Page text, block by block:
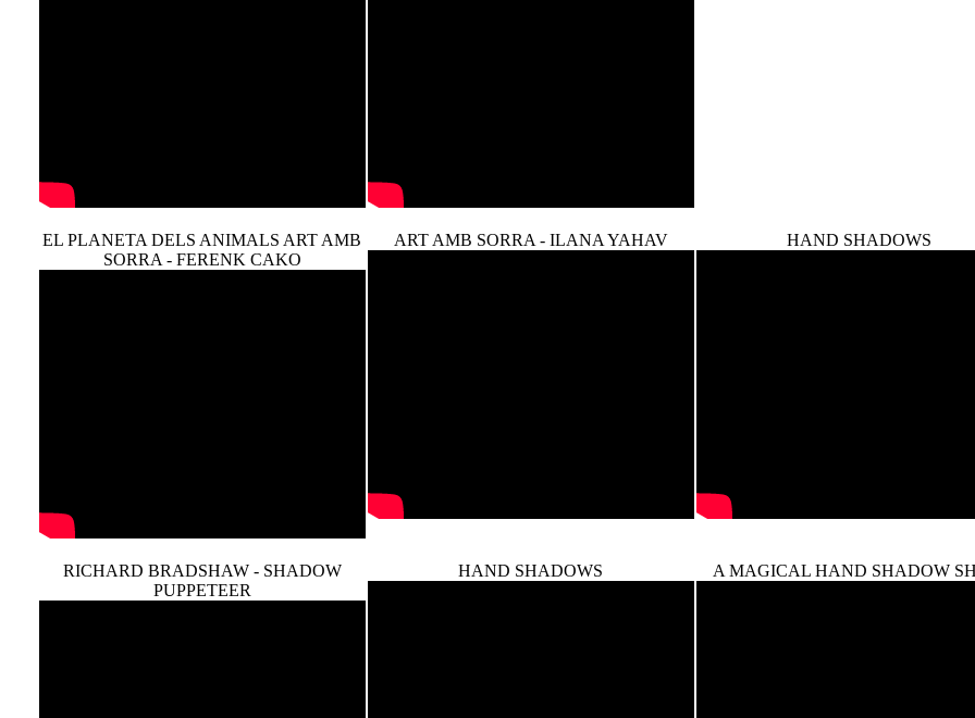
EL PLANETA DELS ANIMALS ART AMB
SORRA - FERENK CAKO
ART AMB SORRA - ILANA YAHAV HAND SHADOWS
RICHARD BRADSHAW - SHADOW
PUPPETEER
HAND SHADOWS A MAGICAL HAND SHADOW